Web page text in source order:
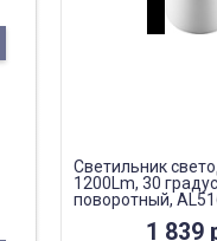
Светильник
1200Lm, 30
поворотный,
1 839